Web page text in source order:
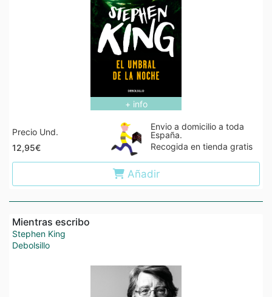
+ info
Precio Und.
12,95€
Envio a domicilio a toda
España.
Recogida en tienda gratis
Añadir
Mientras escribo
Stephen King
Debolsillo